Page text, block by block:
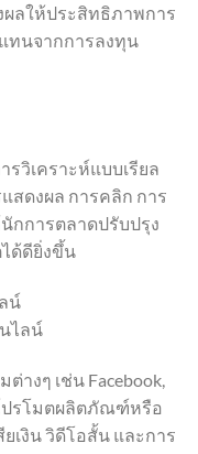
ผลให้ประสิทธิภาพการ
ทนจากการลงทุน
วิเคราะห์แบบเรียล
สดงผล การคลิก การ
กการตลาดปรับปรุง
ด้ดียิ่งขึ้น
น์
ไลน์
างๆ เช่น Facebook,
โปรโมตผลิตภัณฑ์หรือ
เงิน วิดีโอสั้น และการ